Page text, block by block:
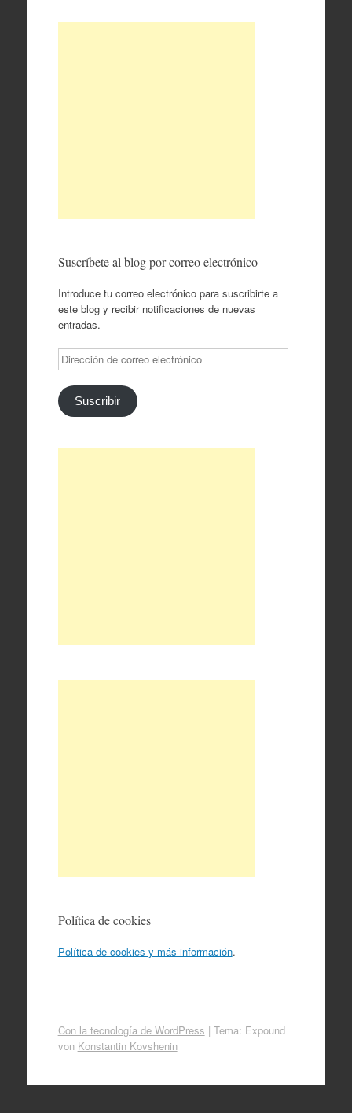
Suscríbete al blog por correo electrónico
Introduce tu correo electrónico para suscribirte a
este blog y recibir notificaciones de nuevas
entradas.
Dirección
de
correo
electrónico
Suscribir
Política de cookies
Política de cookies y más información.
Con la tecnología de WordPress | Tema: Expound
von Konstantin Kovshenin